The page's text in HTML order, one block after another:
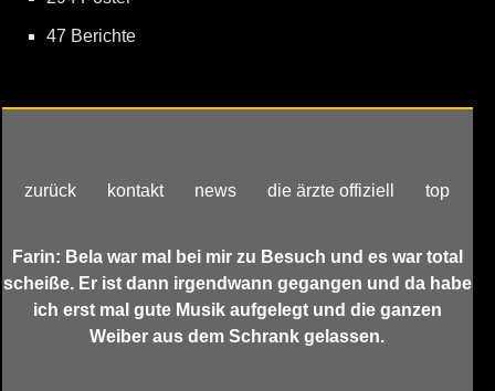
47 Berichte
zurück kontakt news die ärzte offiziell top
Farin: Bela war mal bei mir zu Besuch und es war total
scheiße. Er ist dann irgendwann gegangen und da habe
ich erst mal gute Musik aufgelegt und die ganzen
Weiber aus dem Schrank gelassen.